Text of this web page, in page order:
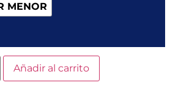
MENOR
Añadir al carrito